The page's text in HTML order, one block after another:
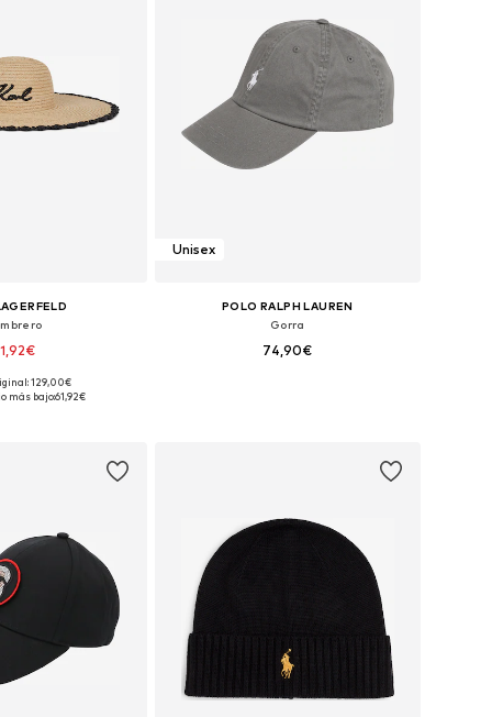
55-60
129,00€
más bajo:61,92€
Unisex
POLO RALPH LAUREN
Gorra
74,90€